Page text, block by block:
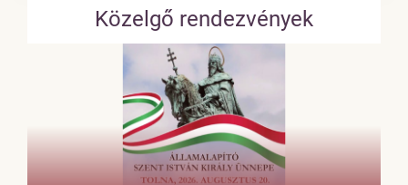
Közelgő rendezvények